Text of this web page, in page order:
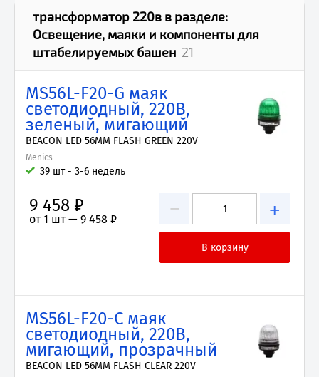
трансформатор 220в в разделе:
Освещение, маяки и компоненты для
штабелируемых башен 21
MS56L-F20-G маяк
светодиодный, 220В,
зеленый, мигающий
BEACON LED 56MM FLASH GREEN 220V
Menics
39 шт - 3-6 недель
− +
9 458 ₽
от 1 шт — 9 458 ₽
MS56L-F20-C маяк
светодиодный, 220В,
мигающий, прозрачный
BEACON LED 56MM FLASH CLEAR 220V